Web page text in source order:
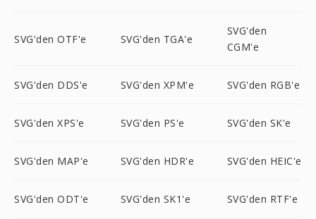
SVG'den OTF'e SVG'den TGA'e
SVG'den
CGM'e
SVG'den DDS'e SVG'den XPM'e SVG'den RGB'e
SVG'den XPS'e SVG'den PS'e SVG'den SK'e
SVG'den MAP'e SVG'den HDR'e SVG'den HEIC'e
SVG'den ODT'e SVG'den SK1'e SVG'den RTF'e